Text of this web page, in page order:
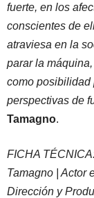
fuerte, en los
conscientes de
atraviesa en la
parar la
como posibilidad
perspectivas de
Tamagno.
FICHA
Tamagno | Actor
Dirección y